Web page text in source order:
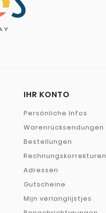
IHR KONTO
Persönliche Infos
Warenrücksendungen
Bestellungen
Rechnungskorrekturen
Adressen
Gutscheine
Mijn verlanglijstjes